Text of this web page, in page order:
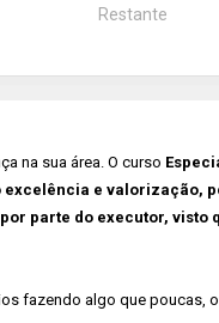
Restante
na sua área. O curso
e valorização,
parte do executor,
fazendo algo que poucas,